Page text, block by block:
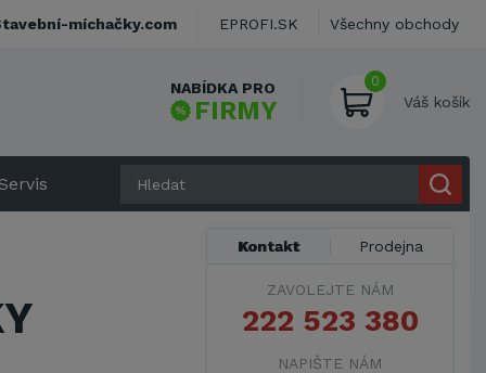
NABÍDKA PRO
FIRMY
0
Váš košík
Kontakt Prodejna
ZAVOLEJTE NÁM
222 523 380
NAPIŠTE NÁM
míchačky.com EPROFI.SK Všechny obchody